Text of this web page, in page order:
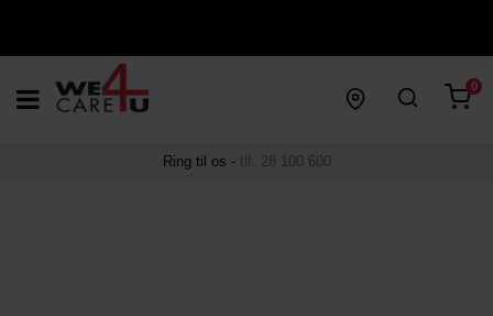
0
Ring til os - tlf. 28 100 600